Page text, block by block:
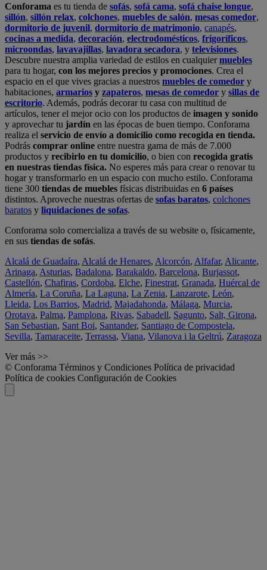
Conforama es tu tienda de sofás, sofá cama, sofá chaise longue,
sillón, sillón relax, colchones, muebles de salón, mesas comedor,
dormitorio de juvenil, dormitorio de matrimonio, canapés,
cocinas a medida, decoración, electrodomésticos, frigoríficos,
microondas, lavavajillas, lavadora secadora, y televisiones.
Descubre nuestra amplia variedad de estilos en cualquiermuebles
para tu hogar, con los mejores precios y promociones. Crea el
espacio en el que vives gracias a nuestros muebles de comedor y
habitaciones, armarios y zapateros, mesas de comedor y sillas de
escritorio. Además, podrás decorar tu casa con multitud de
artículos, tener el mejor ocio con los productos de imagen y sonido
y aprovechar tu jardín en las épocas de buen tiempo. Conforama
realiza el servicio de envío a domicilio como recogida en tienda.
Podrás comprar online entre nuestra gama de más de 7.000
productos y recibirlo en tu domicilio, o bien con recogida gratis
en nuestras tiendas física. No esperes más para crear o renovar tu
hogar y transformarlo en un espacio con mucho estilo. Conforama
tiene 300 tiendas de muebles físicas distribuidas en 6 países
distintos. Aproveche nuestras ofertas de sofas baratos, colchones
baratos y liquidaciones de sofas.
Conforama solo comercializa a través de su website o, físicamente,
en sus tiendas de sofás.
Alcalá de Guadaíra, Alcalá de Henares, Alcorcón, Alfafar, Alicante,
Arinaga, Asturias, Badalona, Barakaldo, Barcelona, Burjassot,
Castellón, Chafiras, Cordoba, Elche, Finestrat, Granada, Huércal de
Almería, La Coruña, La Laguna, La Zenia, Lanzarote, León,
Lleida, Los Barrios, Madrid, Majadahonda, Málaga, Murcia,
Orotava, Palma, Pamplona, Rivas, Sabadell, Sagunto, Salt, Girona,
San Sebastian, Sant Boi, Santander, Santiago de Compostela,
Sevilla, Tamaraceite, Terrassa, Viana, Vilanova i la Geltrú, Zaragoza
Ver más >>
© Conforama Términos y Condiciones Política de privacidad
Política de cookies Configuración de Cookies